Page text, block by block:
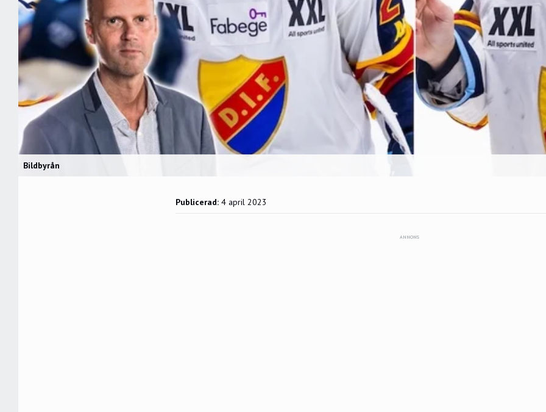
Bildbyrån
Publicerad: 4 april 2023
ANNONS